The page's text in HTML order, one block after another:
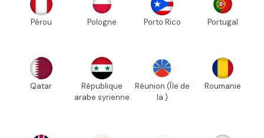
Pérou Pologne Porto Rico Portugal
Qatar
République
arabe syrienne
Réunion (Île de
la )
Roumanie